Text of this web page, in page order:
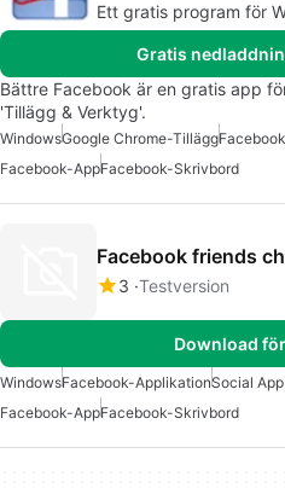
Ett gratis program för
Gratis
Bättre Facebook är en gratis app
'Tillägg & Verktyg'.
WindowsGoogle Chrome-Tillägg
Facebook-AppFacebook-Skrivbord
Facebook friends
3 Testversion
Download
WindowsFacebook-ApplikationSocial
Facebook-AppFacebook-Skrivbord